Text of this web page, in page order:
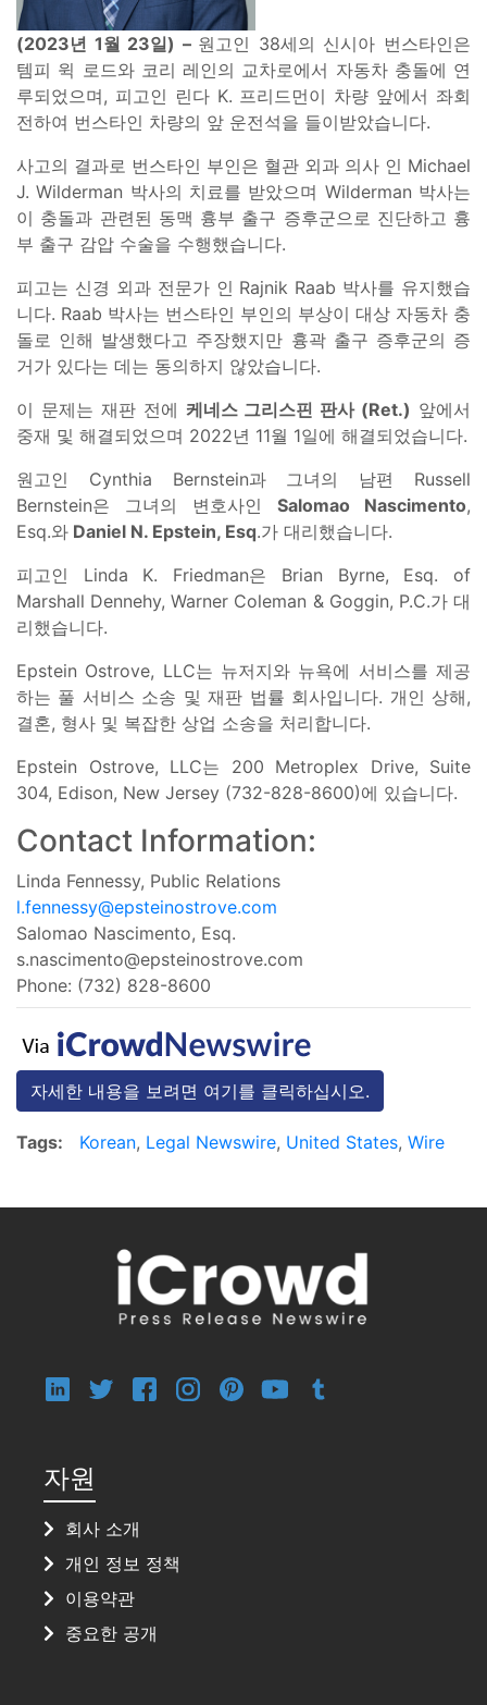
(2023년 1월 23일) – 원고인 38세의 신시아 번스타인은
템피 윅 로드와 코리 레인의 교차로에서 자동차 충돌에 연
루되었으며, 피고인 린다 K. 프리드먼이 차량 앞에서 좌회
전하여 번스타인 차량의 앞 운전석을 들이받았습니다.
사고의 결과로 번스타인 부인은 혈관 외과 의사 인 Michael
J. Wilderman 박사의 치료를 받았으며 Wilderman 박사는
이 충돌과 관련된 동맥 흉부 출구 증후군으로 진단하고 흉
부 출구 감압 수술을 수행했습니다.
피고는 신경 외과 전문가 인 Rajnik Raab 박사를 유지했습
니다. Raab 박사는 번스타인 부인의 부상이 대상 자동차 충
돌로 인해 발생했다고 주장했지만 흉곽 출구 증후군의 증
거가 있다는 데는 동의하지 않았습니다.
이 문제는 재판 전에 케네스 그리스핀 판사 (Ret.) 앞에서
중재 및 해결되었으며 2022년 11월 1일에 해결되었습니다.
원고인 Cynthia Bernstein과 그녀의 남편 Russell
Bernstein은 그녀의 변호사인 Salomao Nascimento,
Esq.와 Daniel N. Epstein, Esq.가 대리했습니다.
피고인 Linda K. Friedman은 Brian Byrne, Esq. of
Marshall Dennehy, Warner Coleman & Goggin, P.C.가 대
리했습니다.
Epstein Ostrove, LLC는 뉴저지와 뉴욕에 서비스를 제공
하는 풀 서비스 소송 및 재판 법률 회사입니다. 개인 상해,
결혼, 형사 및 복잡한 상업 소송을 처리합니다.
Epstein Ostrove, LLC는 200 Metroplex Drive, Suite
304, Edison, New Jersey (732-828-8600)에 있습니다.
Contact Information:
Linda Fennessy, Public Relations
l.fennessy@epsteinostrove.com
Salomao Nascimento, Esq.
s.nascimento@epsteinostrove.com
Phone: (732) 828-8600
자세한 내용을 보려면 여기를 클릭하십시오.
Tags: Korean, Legal Newswire, United States, Wire
자원
회사 소개
개인 정보 정책
이용약관
중요한 공개